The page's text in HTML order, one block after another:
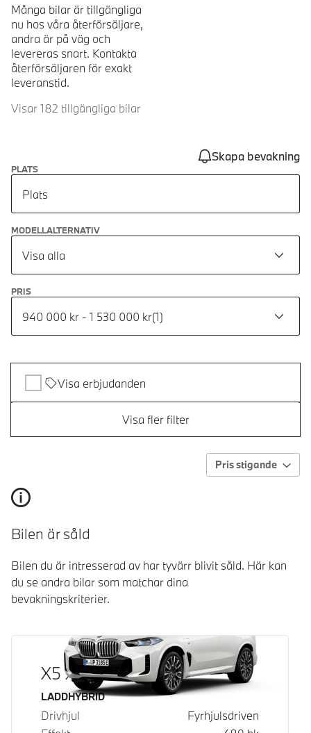
Många bilar är tillgängliga
nu hos våra återförsäljare,
andra är på väg och
levereras snart. Kontakta
återförsäljaren för exakt
leveranstid.
Visar 182 tillgängliga bilar
Skapa bevakning
PLATS
Plats
MODELLALTERNATIV
Visa alla
PRIS
940 000 kr - 1 530 000 kr(1)
Visa erbjudanden
Visa fler filter
Pris stigande
Bilen är såld
Bilen du är intresserad av har tyvärr blivit såld. Här kan
du se andra bilar som matchar dina
bevakningskriterier.
X5 xDrive50e
Bränsle
LADDHYBRID
Drivhjul
Fyrhjulsdriven